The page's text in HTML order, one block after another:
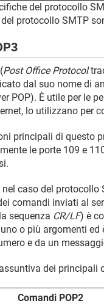
del protocollo
protocollo SMTP
(Post Office Protocol
dal suo nome di
POP). È utile per le
lo utilizzano per
principali di questo
le porte 109 e
caso del protocollo
comandi inviati al
sequenza CR/LF) è
o più argomenti ed
e da un
dei principali
Comandi POP2